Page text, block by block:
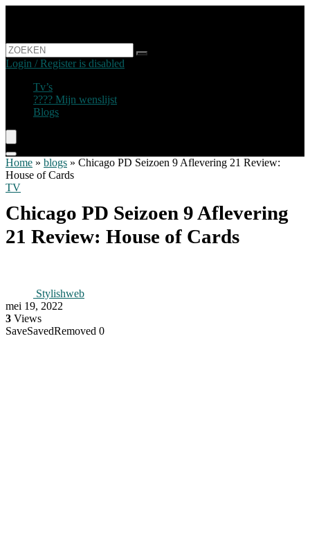
Login / Register is disabled
Tv’s
???? Mijn wenslijst
Blogs
Home » blogs » Chicago PD Seizoen 9 Aflevering 21 Review:
House of Cards
TV
Chicago PD Seizoen 9 Aflevering
21 Review: House of Cards
Stylishweb
mei 19, 2022
3 Views
SaveSavedRemoved 0